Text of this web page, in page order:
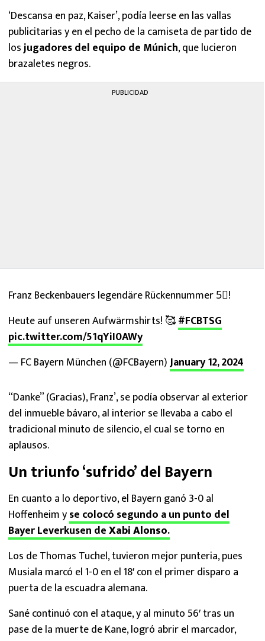
‘Descansa en paz, Kaiser’, podía leerse en las vallas
publicitarias y en el pecho de la camiseta de partido de
losjugadores del equipo de Múnich, que lucieron
brazaletes negros.
PUBLICIDAD
Franz Beckenbauers legendäre Rückennummer 5⃣!
Heute auf unseren Aufwärmshirts! 🥰#FCBTSG
pic.twitter.com/51qYiI0AWy
— FC Bayern München (@FCBayern)January 12, 2024
“Danke” (Gracias), Franz’, se podía observar al exterior
del inmueble bávaro, al interior se llevaba a cabo el
tradicional minuto de silencio, el cual se torno en
aplausos.
Un triunfo ‘sufrido’ del Bayern
En cuanto a lo deportivo, el Bayern ganó 3-0 al
Hoffenheim yse colocó segundo a un punto del
Bayer Leverkusen deXabi Alonso.
Los de Thomas Tuchel, tuvieron mejor punteria, pues
Musiala marcó el 1-0 en el 18′ con el primer disparo a
puerta de la escuadra alemana.
Sané continuó con el ataque, y al minuto 56′ tras un
pase de la muerte de Kane, logró abrir el marcador,